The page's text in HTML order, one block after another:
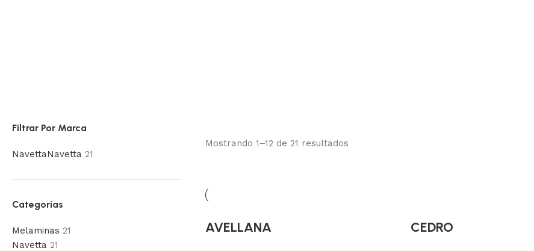
Filtrar Por Marca
NavettaNavetta 21
Categorías
Melaminas 21
Navetta 21
Mostrando 1–12 de 21 resultados
AVELLANA CEDRO